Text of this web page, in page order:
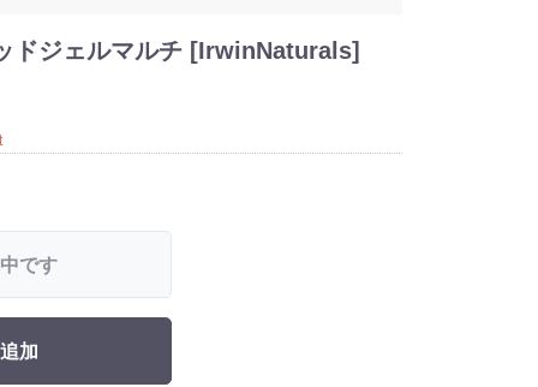
ドジェルマルチ [IrwinNaturals]
です
加